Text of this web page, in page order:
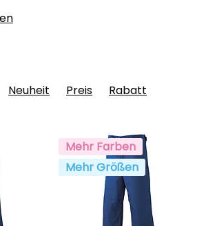
Neuheit Preis
Rabatt
Mehr Farben
Mehr Größen